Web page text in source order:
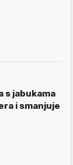
s jabukama
i smanjuje